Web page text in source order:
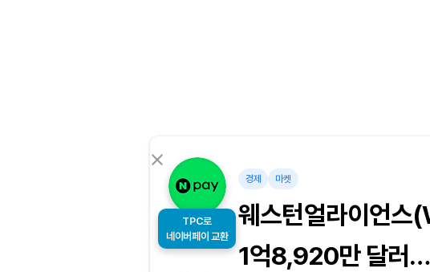
TPC로
네이버페이 교환
경제 마켓
웨스턴얼라이언스
1억8,920만 달러